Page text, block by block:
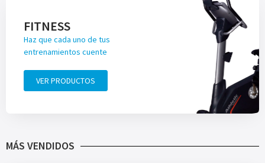
FITNESS
Haz que cada uno de tus
entrenamientos cuente
VER PRODUCTOS
MÁS VENDIDOS